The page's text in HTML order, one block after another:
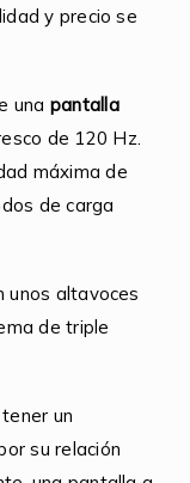
y precio se
una pantalla
de 120 Hz.
máxima de
de carga
unos altavoces
de triple
un
su relación